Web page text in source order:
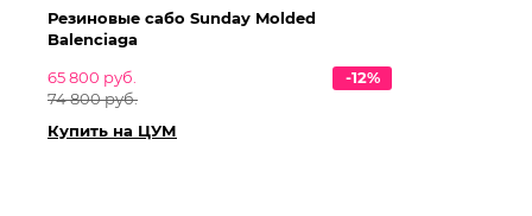
Резиновые сабо Sunday Molded
Balenciaga
65 800 руб.
74 800 руб.
-12%
Купить на ЦУМ